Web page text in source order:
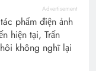
Advertisement